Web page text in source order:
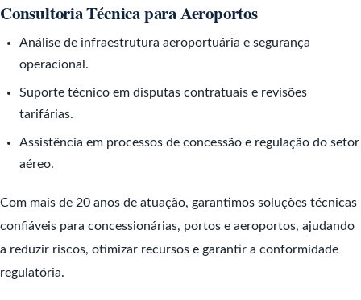
Consultoria Técnica para Aeroportos
Análise de infraestrutura aeroportuária e segurança
operacional.
Suporte técnico em disputas contratuais e revisões
tarifárias.
Assistência em processos de concessão e regulação do setor
aéreo.
Com mais de 20 anos de atuação, garantimos soluções técnicas
confiáveis para concessionárias, portos e aeroportos, ajudando
a reduzir riscos, otimizar recursos e garantir a conformidade
regulatória.